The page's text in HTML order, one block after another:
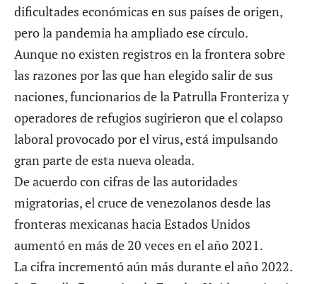
dificultades económicas en sus países de origen,
pero la pandemia ha ampliado ese círculo.
Aunque no existen registros en la frontera sobre
las razones por las que han elegido salir de sus
naciones, funcionarios de la Patrulla Fronteriza y
operadores de refugios sugirieron que el colapso
laboral provocado por el virus, está impulsando
gran parte de esta nueva oleada.
De acuerdo con cifras de las autoridades
migratorias, el cruce de venezolanos desde las
fronteras mexicanas hacia Estados Unidos
aumentó en más de 20 veces en el año 2021.
La cifra incrementó aún más durante el año 2022.